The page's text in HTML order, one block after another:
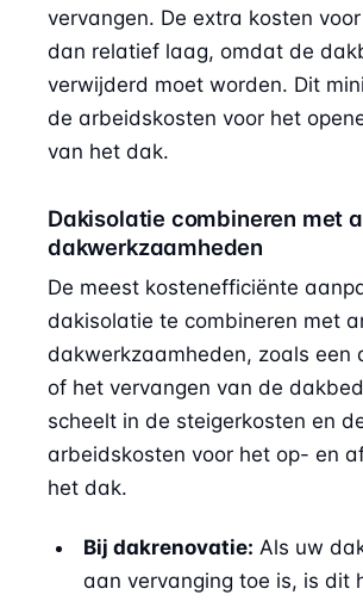
vervangen. De extra kosten
dan relatief laag, omdat de
verwijderd moet worden. Dit
de arbeidskosten voor het
van het dak.
Dakisolatie combineren met
dakwerkzaamheden
De meest kostenefficiënte
dakisolatie te combineren met
dakwerkzaamheden, zoals een
of het vervangen van de
scheelt in de steigerkosten en
arbeidskosten voor het op- en
het dak.
Bij dakrenovatie: Als uw
aan vervanging toe is, is dit